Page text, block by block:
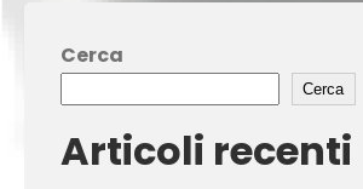
Cerca
Cerca
Articoli recenti